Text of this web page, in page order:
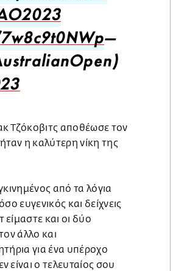
—
Τζόκοβιτς αποθέωσε τον
η καλύτερη νίκη της
από τα λόγια
ευγενικός και δείχνεις
και οι δύο
άλλο και
για ένα υπέροχο
ο τελευταίος σου